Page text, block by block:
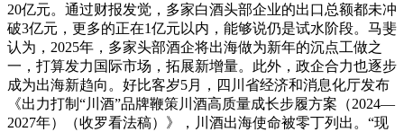
20亿元。通过财报发觉，多家白酒头部企业的出口总额都未冲
破3亿元，更多的正在1亿元以内，能够说仍是试水阶段。马斐
认为，2025年，多家头部酒企将出海做为新年的沉点工做之
一，打算发力国际市场，拓展新增量。此外，政企合力也逐步
成为出海新趋向。好比客岁5月，四川省经济和消息化厅发布
《出力打制“川酒”品牌鞭策川酒高质量成长步履方案（2024—
2027年）（收罗看法稿）》，川酒出海使命被零丁列出。“现